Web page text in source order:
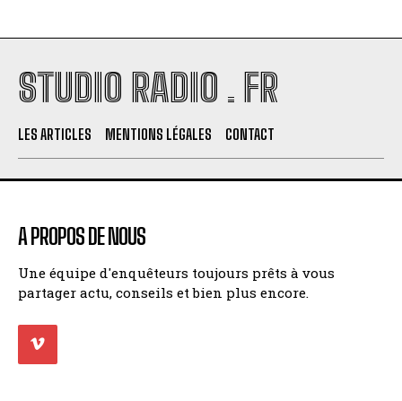
STUDIO RADIO . FR
LES ARTICLES MENTIONS LÉGALES CONTACT
A PROPOS DE NOUS
Une équipe d'enquêteurs toujours prêts à vous
partager actu, conseils et bien plus encore.